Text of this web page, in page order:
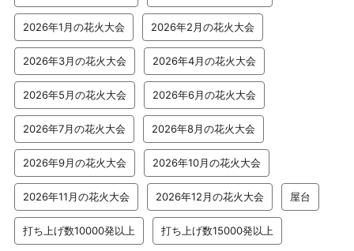
2026年1月の花火大会 2026年2月の花火大会
2026年3月の花火大会 2026年4月の花火大会
2026年5月の花火大会 2026年6月の花火大会
2026年7月の花火大会 2026年8月の花火大会
2026年9月の花火大会 2026年10月の花火大会
2026年11月の花火大会 2026年12月の花火大会 屋台
打ち上げ数10000発以上 打ち上げ数15000発以上